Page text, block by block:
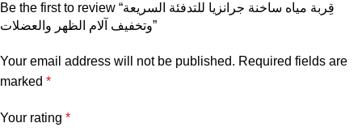
Be the first to review “قِربة مياه ساخنة جرانزيا للتدفئة السريعة
وتخفيف آلام الظهر والعضلات”
Your email address will not be published. Required fields are
marked *
Your rating *